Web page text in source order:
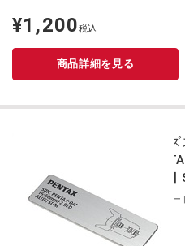
定
価
¥1,200税込
商品詳細を見る
レン
AL[IF]
商品コ